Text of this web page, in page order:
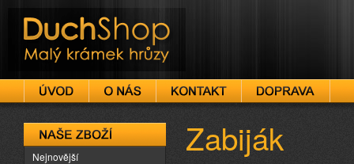
DuchShop
Zabiják
Naše zboží
Nejnovější